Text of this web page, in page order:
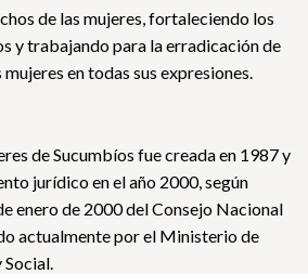
de las mujeres, fortaleciendo los
y trabajando para la erradicación de
en todas sus expresiones.
de Sucumbíos fue creada en 1987 y
jurídico en el año 2000, según
enero de 2000 del Consejo Nacional
actualmente por el Ministerio de